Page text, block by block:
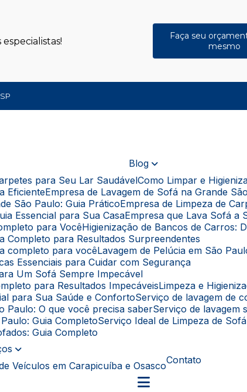
Faça seu
mesmo
Blog
para Seu Lar Saudável Como Limpar e
Eficiente Empresa de Lavagem de Sofá na Grande
São Paulo: Guia Prático Empresa de Limpeza de
Essencial para Sua Casa Empresa que Lava Sofá
para Você
Higienização de Bancos de Carros:
Completo para Resultados Surpreendentes
completo para você Lavagem de Pelúcia em São
Essenciais para Cuidar com Segurança
Um Sofá Sempre Impecável
para Resultados Impecáveis Limpeza e
para Sua Saúde e Conforto
Serviço de lavagem de
Paulo: O que você precisa saber Serviço de
Guia Completo
Serviço Ideal de Limpeza de
Guia Completo
Veículos em Carapicuíba e Osasco
Contato